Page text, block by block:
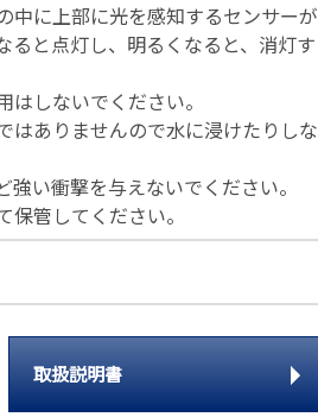
中に上部に光を感知するセンサーが
ると点灯し、明るくなると、消灯す
しないでください。
はありませんので水に浸けたりしな
い衝撃を与えないでください。
管してください。
取扱説明書